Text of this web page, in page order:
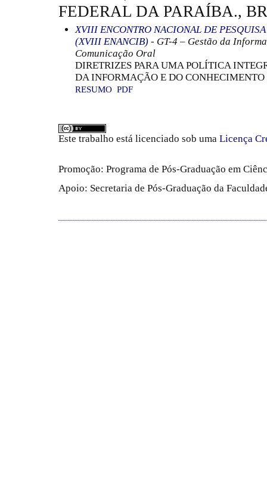
FEDERAL DA PARAÍBA.,
XVIII ENCONTRO NACIONAL DE
(XVIII ENANCIB) - GT-4 – Gestão da
Comunicação Oral
DIRETRIZES PARA UMA POLÍTICA
DA INFORMAÇÃO E DO
RESUMO PDF
Este trabalho está licenciado sob uma Licença
Promoção: Programa de Pós-Graduação em
Apoio: Secretaria de Pós-Graduação da